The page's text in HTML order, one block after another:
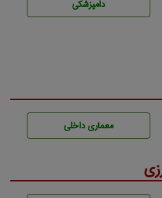
دامپزشكی
معماری داخلی